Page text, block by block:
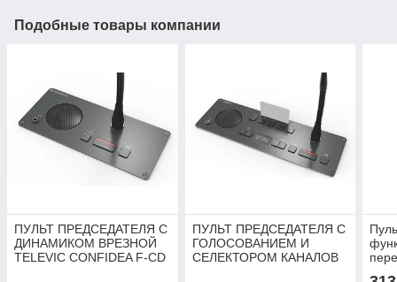
Подобные товары компании
ПУЛЬТ ПРЕДСЕДАТЕЛЯ С
ДИНАМИКОМ ВРЕЗНОЙ
TELEVIC CONFIDEA F-CD
ПУЛЬТ ПРЕДСЕДАТЕЛЯ С
ГОЛОСОВАНИЕМ И
СЕЛЕКТОРОМ КАНАЛОВ